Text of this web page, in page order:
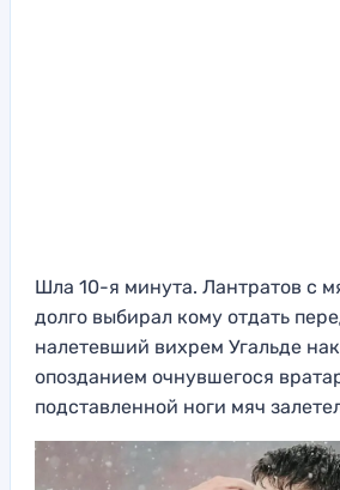
Шла 10-я минута. Лантратов с
долго выбирал кому отдать
налетевший вихрем Угальде
опозданием очнувшегося
подставленной ноги мяч